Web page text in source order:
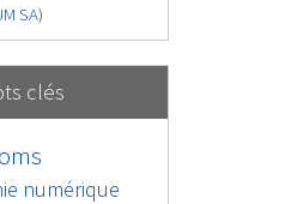
SA)
clés
numérique